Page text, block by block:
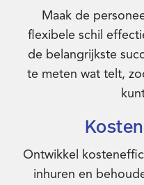
Maak de
flexibele schil
de belangrijkste
te meten wat telt,
Ontwikkel
inhuren en